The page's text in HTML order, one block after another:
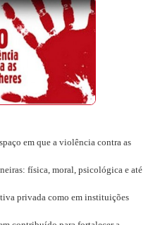
em que a violência contra as
física, moral, psicológica e até
privada como em instituições